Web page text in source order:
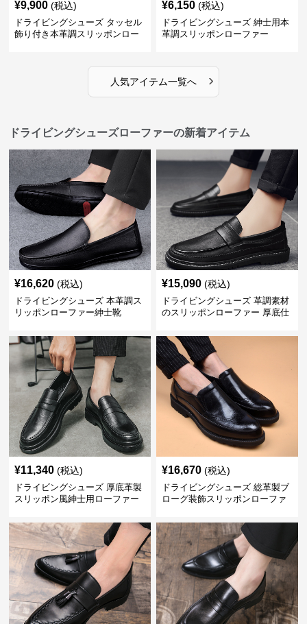
¥9,900 (税込)
ドライビングシューズ タッセル
飾り付き本革調スリッポンロー
¥6,150 (税込)
ドライビングシューズ 紳士用本
革調スリッポンローファー
人気アイテム一覧へ ›
ドライビングシューズローファーの新着アイテム
¥16,620 (税込)
ドライビングシューズ 本革調ス
リッポンローファー紳士靴
¥15,090 (税込)
ドライビングシューズ 革調素材
のスリッポンローファー 厚底仕
¥11,340 (税込)
ドライビングシューズ 厚底革製
スリッポン風紳士用ローファー
¥16,670 (税込)
ドライビングシューズ 総革製ブ
ローグ装飾スリッポンローファ